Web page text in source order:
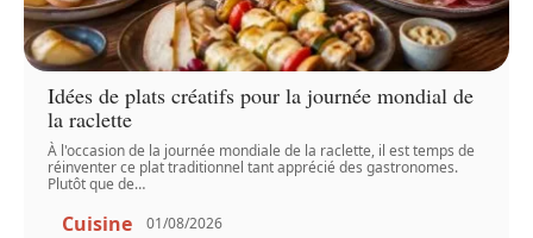
Idées de plats créatifs pour la journée mondial de
la raclette
À l'occasion de la journée mondiale de la raclette, il est temps de
réinventer ce plat traditionnel tant apprécié des gastronomes.
Plutôt que de…
Cuisine 01/08/2026